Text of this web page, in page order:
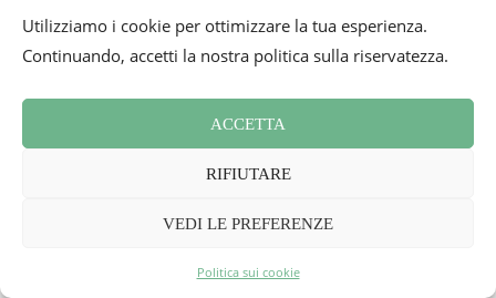
Utilizziamo i cookie per ottimizzare la tua esperienza.
Continuando, accetti la nostra politica sulla riservatezza.
ACCETTA
RIFIUTARE
VEDI LE PREFERENZE
Politica sui cookie
⇒ Food Tour e buoni indirizzi a Lione
⇒ I miei buoni propositi lionesi
Crediti foto: Mademoiselle Bon Plan
Lione ristoranteristorante Lione